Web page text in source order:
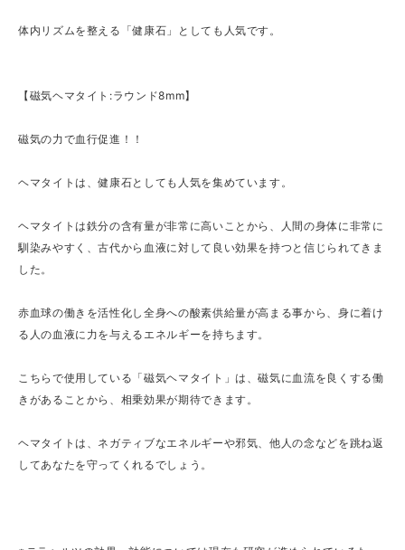
体内リズムを整える「健康石」としても人気です。
【磁気ヘマタイト:ラウンド8mm】
磁気の力で血行促進！！
ヘマタイトは、健康石としても人気を集めています。
ヘマタイトは鉄分の含有量が非常に高いことから、人間の身体に非常に
馴染みやすく、古代から血液に対して良い効果を持つと信じられてきま
した。
赤血球の働きを活性化し全身への酸素供給量が高まる事から、身に着け
る人の血液に力を与えるエネルギーを持ちます。
こちらで使用している「磁気ヘマタイト」は、磁気に血流を良くする働
きがあることから、相乗効果が期待できます。
ヘマタイトは、ネガティブなエネルギーや邪気、他人の念などを跳ね返
してあなたを守ってくれるでしょう。